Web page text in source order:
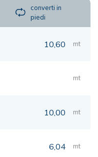
converti in
piedi
10,60 mt
mt
10,00 mt
6,04 mt